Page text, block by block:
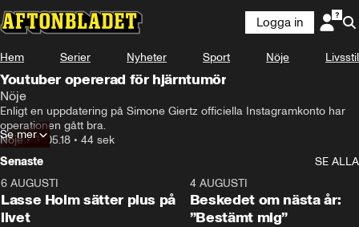
Logga in
Hem Serier Nyheter Sport Nöje Livsstil
Youtuber opererad för hjärntumör
Nöje
Enligt en uppdatering på Simone Giertz officiella Instagramkonto har
operationen gått bra.
Nöje•31.05.18 • 44 sek
Se mer
Senaste
SE ALLA
6 AUGUSTI
Lasse Holm sätter plus på
livet
4 AUGUSTI
Beskedet om nästa år:
”Bestämt mig”